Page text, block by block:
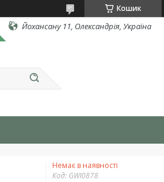
Кошик
Йохансану 11, Олександрія, Україна
Немає в наявності
Код: GWI0878